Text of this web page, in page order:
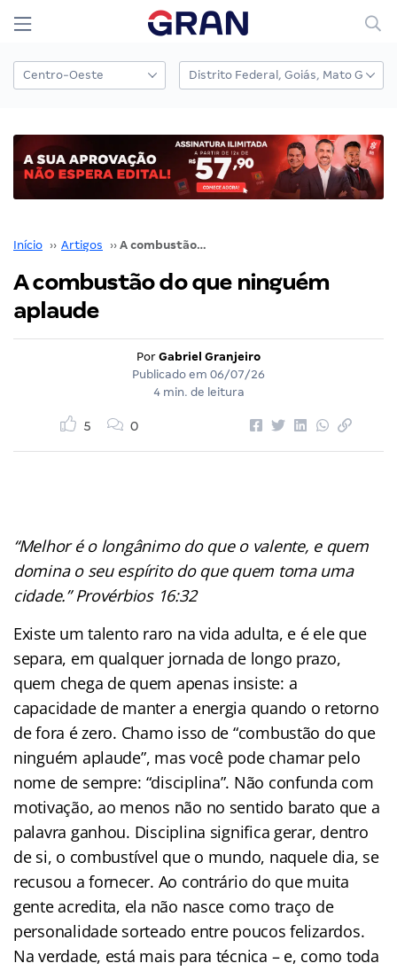
Início ›› Artigos ›› A combustão do que ninguém aplaude
A combustão do que ninguém
aplaude
Por Gabriel Granjeiro
Publicado em 06/07/26
4 min. de leitura
5 0
“Melhor é o longânimo do que o valente, e quem
domina o seu espírito do que quem toma uma
cidade.” Provérbios 16:32
Existe um talento raro na vida adulta, e é ele que
separa, em qualquer jornada de longo prazo,
quem chega de quem apenas insiste: a
capacidade de manter a energia quando o retorno
de fora é zero. Chamo isso de “combustão do que
ninguém aplaude”, mas você pode chamar pelo
nome de sempre: “disciplina”. Não confunda com
motivação, ao menos não no sentido barato que a
palavra ganhou. Disciplina significa gerar, dentro
de si, o combustível que o mundo, naquele dia, se
recusou a fornecer. Ao contrário do que muita
gente acredita, ela não nasce como traço de
personalidade sorteado entre poucos felizardos.
Na verdade, está mais para técnica – e, como toda